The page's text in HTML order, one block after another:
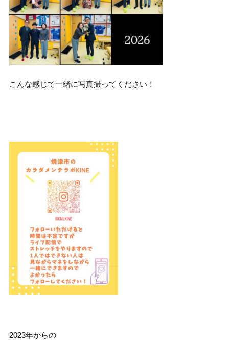
こんな感じで一緒に写真撮ってください！
2023年からの